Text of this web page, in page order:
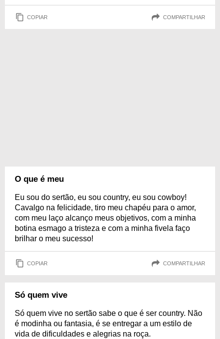
COPIAR COMPARTILHAR
O que é meu
Eu sou do sertão, eu sou country, eu sou cowboy!
Cavalgo na felicidade, tiro meu chapéu para o amor,
com meu laço alcanço meus objetivos, com a minha
botina esmago a tristeza e com a minha fivela faço
brilhar o meu sucesso!
COPIAR COMPARTILHAR
Só quem vive
Só quem vive no sertão sabe o que é ser country. Não
é modinha ou fantasia, é se entregar a um estilo de
vida de dificuldades e alegrias na roça.